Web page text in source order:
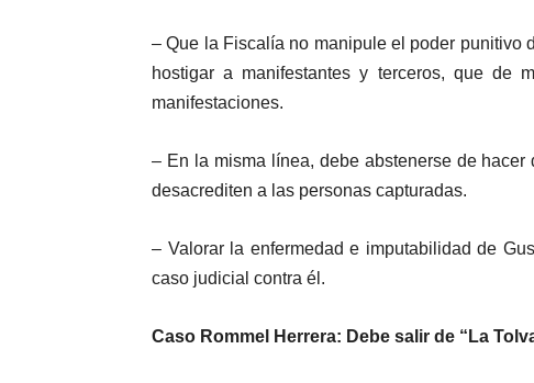
– Que la Fiscalía no manipule el poder punitivo
hostigar a manifestantes y terceros, que de
manifestaciones.
– En la misma línea, debe abstenerse de
desacrediten a las personas capturadas.
– Valorar la enfermedad e imputabilidad de
caso judicial contra él.
Caso Rommel Herrera: Debe salir de “La